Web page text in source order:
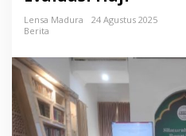
A
R
A
M
a
d
Lensa Madura
24 Agustus 2025
Berita